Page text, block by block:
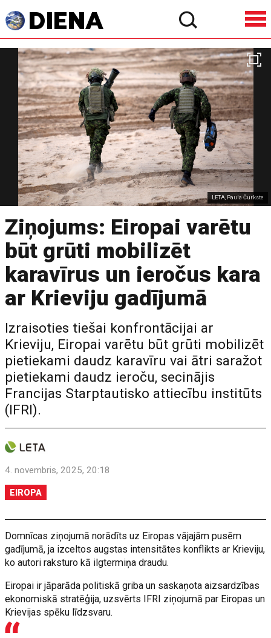
LETA, Paula Čurkste
Ziņojums: Eiropai varētu
būt grūti mobilizēt
karavīrus un ieročus kara
ar Krieviju gadījumā
Izraisoties tiešai konfrontācijai ar
Krieviju, Eiropai varētu būt grūti mobilizēt
pietiekami daudz karavīru vai ātri saražot
pietiekami daudz ieroču, secinājis
Francijas Starptautisko attiecību institūts
(IFRI).
4. novembris, 2025, 20:18
EIROPA
Domnīcas ziņojumā norādīts uz Eiropas vājajām pusēm
gadījumā, ja izceltos augstas intensitātes konflikts ar Krieviju,
ko autori raksturo kā ilgtermiņa draudu.
Eiropai ir jāparāda politiskā griba un saskaņota aizsardzības
ekonomiskā stratēģija, uzsvērts IFRI ziņojumā par Eiropas un
Krievijas spēku līdzsvaru.